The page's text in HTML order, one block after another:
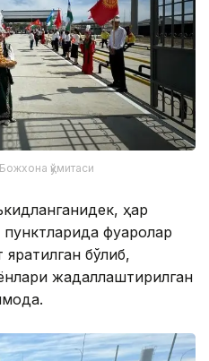
қўмитаси
ҳар
фуқаролар
бўлиб,
жадаллаштирилган